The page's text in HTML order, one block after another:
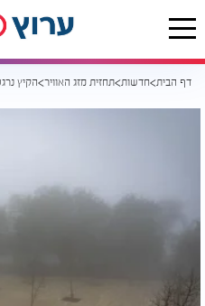
דף הבית חדשות תחזית מזג האוויר